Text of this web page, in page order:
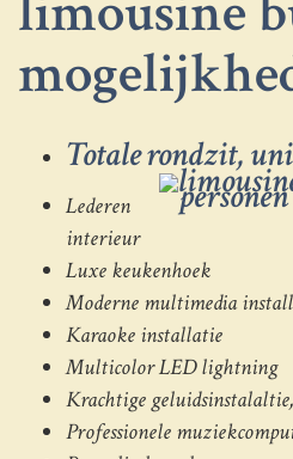
Totale rondzit,
Lederen
interieur
Luxe keukenhoek
Moderne multimedia
Karaoke installatie
Multicolor LED lightning
Krachtige
Professionele